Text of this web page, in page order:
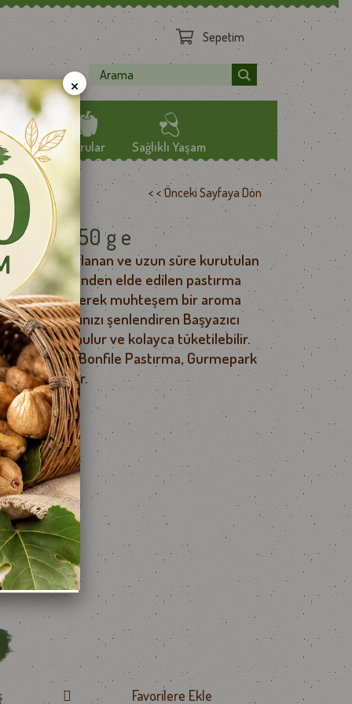
Sepetim
Kurular
TOZLARI
Sağlıklı Yaşam
ÖZEL YAĞLAR
TEMİZLİK
SAĞLIK TAKVİYESİ
< < Önceki Sayfaya Dön
250 g e
özenle hazırlanan ve uzun süre kurutulan
bonfile etinden elde edilen pastırma
muhteşem bir aroma
sofralarınızı şenlendiren Başyazıcı
olarak sunulur ve kolayca tüketilebilir.
Başyazıcı Bonfile Pastırma, Gurmepark
katıyor.
Favorilere Ekle
×